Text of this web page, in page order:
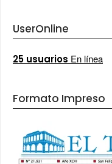
UserOnline
25 usuarios En línea
Formato Impreso